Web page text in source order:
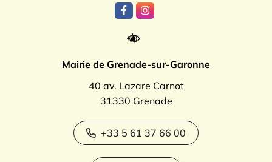
Lien vers le compte Facebook
Lien vers le compte
Mairie de Grenade-sur-Garonne
40 av. Lazare Carnot
31330 Grenade
+33 5 61 37 66 00